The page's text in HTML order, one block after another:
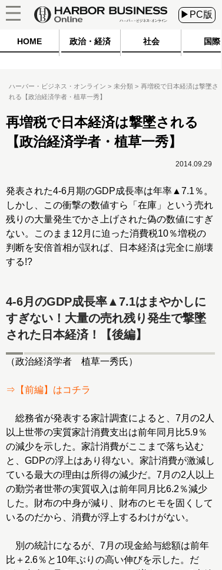
▶PC版
HOME 政治・経済 社会 国際
ハーバー・ビジネス・オンライン 未分類
再増税で日本経済は撃墜さ
れる【政治経済学者・植草一秀】
再増税で日本経済は撃墜される
【政治経済学者・植草一秀】
2014.09.29
発表された4-6月期のGDP成長率は年率▲7.1％。
しかし、この衝撃の数値すら「在庫」という売れ
残りの大量発生でかさ上げされた偽の数値にすぎ
ない。このまま12月に迫った消費税10％増税の
判断を安倍首相が誤れば、日本経済は完全に崩壊
する!?
4-6月のGDP成長率▲7.1はまやかしに
すぎない！大量の売れ残り発生で撃墜
された日本経済！【後編】
（政治経済学者 植草一秀氏）
⇒【前編】はコチラ
総務省が発表する家計調査によると、7月の2人
以上世帯の実質家計消費支出は前年同月比5.9％
の減少を示した。家計消費がここまで落ち込む
と、GDPの浮上はあり得ない。家計消費が激減し
ている最大の理由は所得の減少だ。7月の2人以上
の勤労者世帯の実質収入は前年同月比6.2％減少
した。財布の中身が減り、財布のヒモを固くして
いるのだから、消費が浮上するわけがない。
別の統計になるが、7月の現金給与総額は前年
比＋2.6％と10年ぶりの高い伸びを示した。だ